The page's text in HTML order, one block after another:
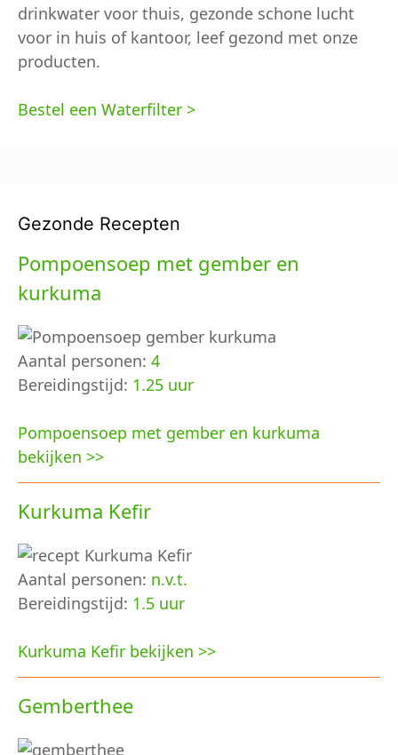
drinkwater voor thuis, gezonde schone lucht
voor in huis of kantoor, leef gezond met onze
producten.
Bestel een Waterfilter >
Gezonde Recepten
Pompoensoep met gember en
kurkuma
Aantal personen: 4
Bereidingstijd: 1.25 uur
Pompoensoep met gember en kurkuma
bekijken >>
Kurkuma Kefir
Aantal personen: n.v.t.
Bereidingstijd: 1.5 uur
Kurkuma Kefir bekijken >>
Gemberthee